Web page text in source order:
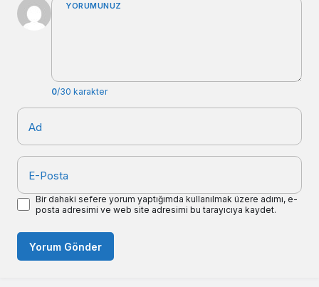
YORUMUNUZ
0/30 karakter
Ad
E-Posta
Bir dahaki sefere yorum yaptığımda kullanılmak üzere adımı, e-
posta adresimi ve web site adresimi bu tarayıcıya kaydet.
Yorum Gönder